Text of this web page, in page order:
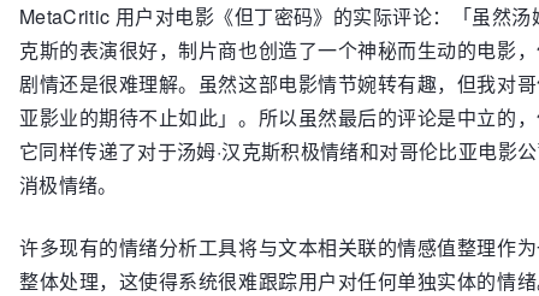
MetaCritic 用户对电影《但丁密码》的实际评论：「虽然汤
克斯的表演很好，制片商也创造了一个神秘而生动的电影
剧情还是很难理解。虽然这部电影情节婉转有趣，但我对
亚影业的期待不止如此」。所以虽然最后的评论是中立的
它同样传递了对于汤姆·汉克斯积极情绪和对哥伦比亚电影
消极情绪。
许多现有的情绪分析工具将与文本相关联的情感值整理作
整体处理，这使得系统很难跟踪用户对任何单独实体的情